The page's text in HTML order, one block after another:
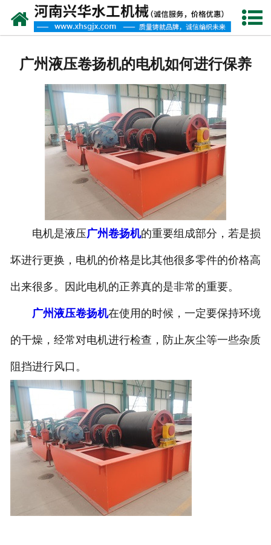
网站首页
新闻资讯
客户案例
资质荣誉
联系我们
广州液压卷扬机的电机如何进行保养
电机是液压广州卷扬机的重要组成部分，若是损
坏进行更换，电机的价格是比其他很多零件的价格高
出来很多。因此电机的正养真的是非常的重要。
广州液压卷扬机在使用的时候，一定要保持环境
的干燥，经常对电机进行检查，防止灰尘等一些杂质
阻挡进行风口。